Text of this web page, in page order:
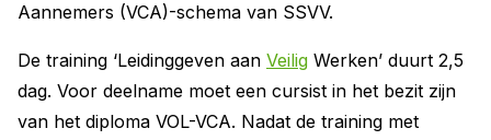
Aannemers (VCA)-schema van SSVV.
De training ‘Leidinggeven aan Veilig Werken’ duurt 2,5
dag. Voor deelname moet een cursist in het bezit zijn
van het diploma VOL-VCA. Nadat de training met